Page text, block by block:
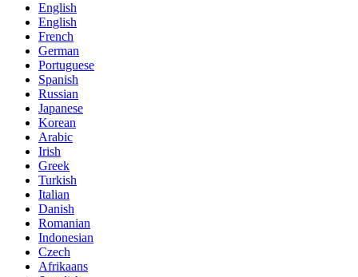
English
English
French
German
Portuguese
Spanish
Russian
Japanese
Korean
Arabic
Irish
Greek
Turkish
Italian
Danish
Romanian
Indonesian
Czech
Afrikaans